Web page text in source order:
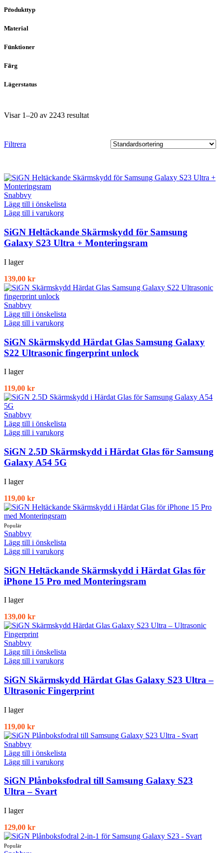
Produkttyp
Material
Funktioner
Färg
Lagerstatus
Visar 1–20 av 2243 resultat
Filtrera
Snabbvy
Lägg till i önskelista
Lägg till i varukorg
SiGN Heltäckande Skärmskydd för Samsung
Galaxy S23 Ultra + Monteringsram
I lager
139,00 kr
Snabbvy
Lägg till i önskelista
Lägg till i varukorg
SiGN Skärmskydd Härdat Glas Samsung Galaxy
S22 Ultrasonic fingerprint unlock
I lager
119,00 kr
Snabbvy
Lägg till i önskelista
Lägg till i varukorg
SiGN 2.5D Skärmskydd i Härdat Glas för Samsung
Galaxy A54 5G
I lager
119,00 kr
Snabbvy
Lägg till i önskelista
Lägg till i varukorg
SiGN Heltäckande Skärmskydd i Härdat Glas för
iPhone 15 Pro med Monteringsram
I lager
139,00 kr
Snabbvy
Lägg till i önskelista
Lägg till i varukorg
SiGN Skärmskydd Härdat Glas Galaxy S23 Ultra –
Ultrasonic Fingerprint
I lager
119,00 kr
Snabbvy
Lägg till i önskelista
Lägg till i varukorg
SiGN Plånboksfodral till Samsung Galaxy S23
Ultra – Svart
I lager
129,00 kr